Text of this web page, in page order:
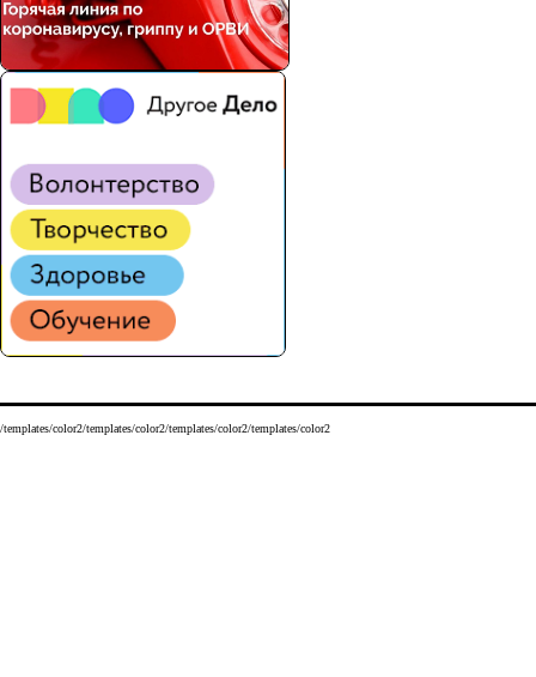
/templates/color2/templates/color2/templates/color2/templates/color2